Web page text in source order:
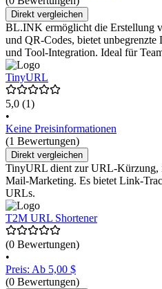
Direkt vergleichen
BL.INK ermöglicht die Erstellung
und QR-Codes, bietet
und Tool-Integration. Ideal für
TinyURL
5,0 (1)
•
Keine Preisinformationen
(1 Bewertungen)
Direkt vergleichen
TinyURL dient zur URL-Kürzung,
Mail-Marketing. Es bietet Link-
URLs.
T2M URL Shortener
(0 Bewertungen)
•
Preis: Ab 5,00 $
(0 Bewertungen)